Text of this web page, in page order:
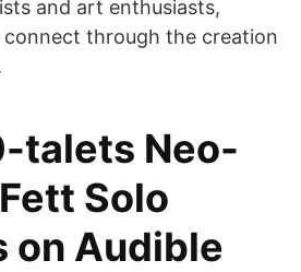
and art enthusiasts,
through the creation
talets Neo-
Solo
on Audible